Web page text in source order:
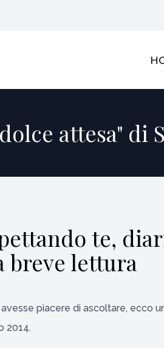
attesa" di
te,
breve lettura
avesse piacere di ascoltare, ecco
2014.